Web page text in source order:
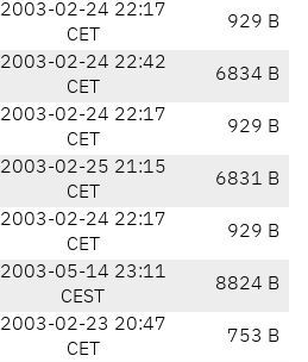
2003-02-24 22:17
CET
929 B
2003-02-24 22:42
CET
6834 B
2003-02-24 22:17
CET
929 B
2003-02-25 21:15
CET
6831 B
2003-02-24 22:17
CET
929 B
2003-05-14 23:11
CEST
8824 B
2003-02-23 20:47
CET
753 B